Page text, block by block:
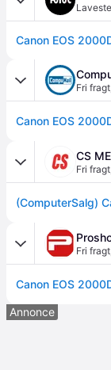
Canon EOS
Fri fragt
CS
Fri fragt
Fri fragt
Canon EOS
Annonce